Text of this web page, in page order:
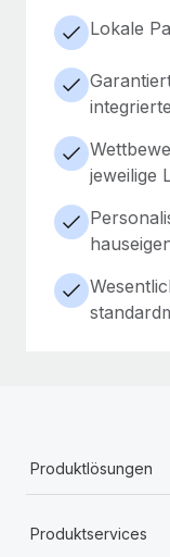
Lokale
jeweilige
Produktlösungen
Produktservices